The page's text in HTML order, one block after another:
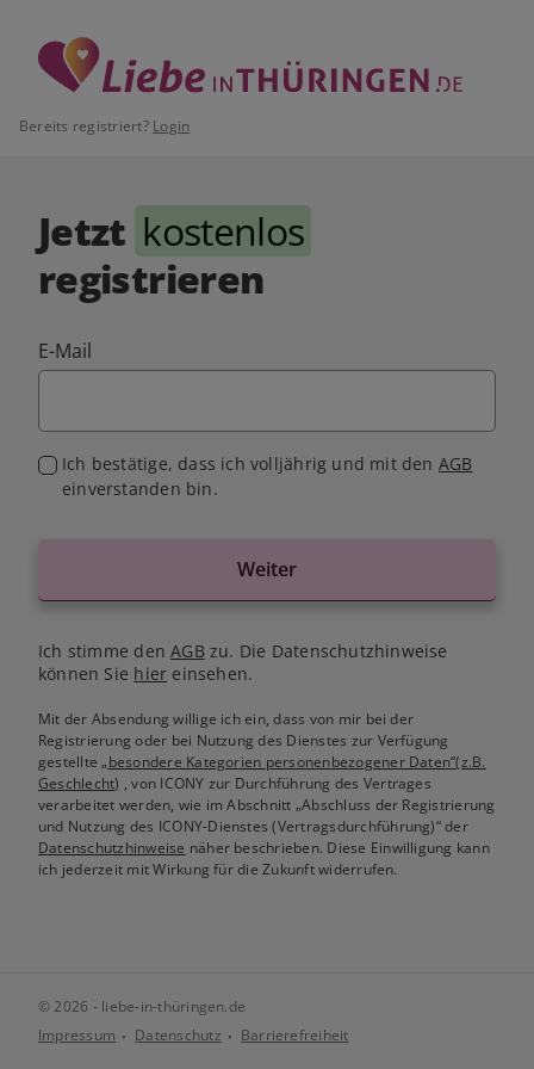
Bereits registriert? Login
Jetzt kostenlos
registrieren
E-Mail
Ich bestätige, dass ich volljährig und mit den AGB
einverstanden bin.
Weiter
Ich stimme denAGB zu. Die Datenschutzhinweise
können Sie hier einsehen.
Mit der Absendung willige ich ein, dass von mir bei der
Registrierung oder bei Nutzung des Dienstes zur Verfügung
gestellte„besondere Kategorien personenbezogener Daten“(z.B.
Geschlecht) , von ICONY zur Durchführung des Vertrages
verarbeitet werden, wie im Abschnitt „Abschluss der Registrierung
und Nutzung des ICONY-Dienstes (Vertragsdurchführung)“ der
Datenschutzhinweise näher beschrieben. Diese Einwilligung kann
ich jederzeit mit Wirkung für die Zukunft widerrufen.
© 2026 - liebe-in-thüringen.de
Impressum
Datenschutz Barrierefreiheit